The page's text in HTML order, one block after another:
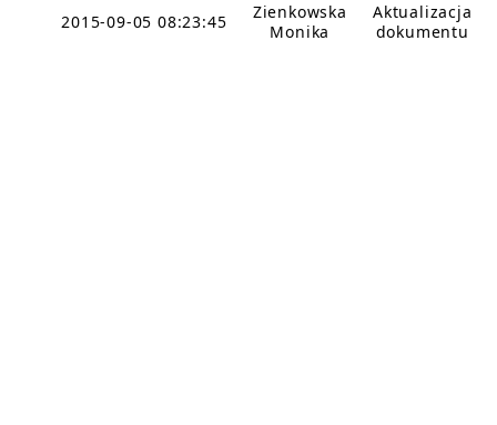
2015-09-05 08:23:45
Zienkowska
Monika
Aktualizacja
dokumentu